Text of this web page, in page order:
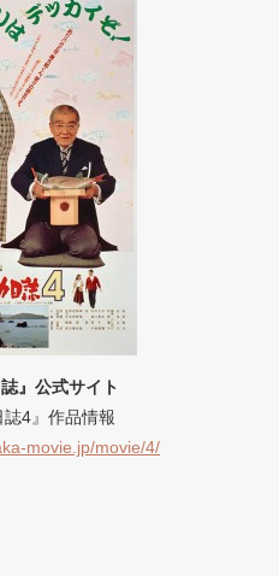
誌』公式サイト
誌4』作品情報
movie.jp/movie/4/